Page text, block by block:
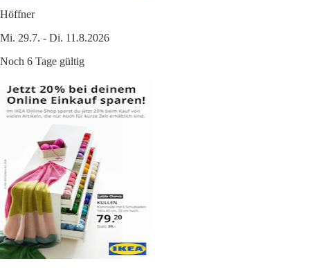
Höffner
Mi. 29.7. - Di. 11.8.2026
Noch 6 Tage gültig